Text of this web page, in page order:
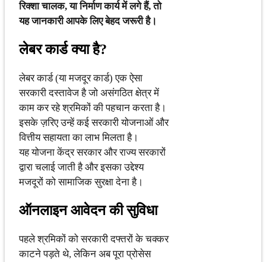
रिक्शा चालक, या निर्माण कार्य में लगे हैं, तो
यह जानकारी आपके लिए बेहद जरूरी है।
लेबर कार्ड क्या है?
लेबर कार्ड (या मजदूर कार्ड) एक ऐसा
सरकारी दस्तावेज है जो असंगठित क्षेत्र में
काम कर रहे श्रमिकों की पहचान करता है।
इसके ज़रिए उन्हें कई सरकारी योजनाओं और
वित्तीय सहायता का लाभ मिलता है।
यह योजना केंद्र सरकार और राज्य सरकारों
द्वारा चलाई जाती है और इसका उद्देश्य
मजदूरों को सामाजिक सुरक्षा देना है।
ऑनलाइन आवेदन की सुविधा
पहले श्रमिकों को सरकारी दफ्तरों के चक्कर
काटने पड़ते थे, लेकिन अब पूरा प्रोसेस